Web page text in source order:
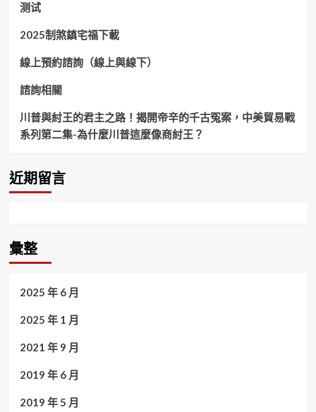
测试
2025制煞鎮宅福下載
線上預約諮詢（線上與線下）
諮詢相關
川普與紂王的君主之路！揭開帝辛的千古冤案，中美貿易戰
系列第二集-為什麼川普這麼像商紂王？
近期留言
彙整
2025 年 6 月
2025 年 1 月
2021 年 9 月
2019 年 6 月
2019 年 5 月